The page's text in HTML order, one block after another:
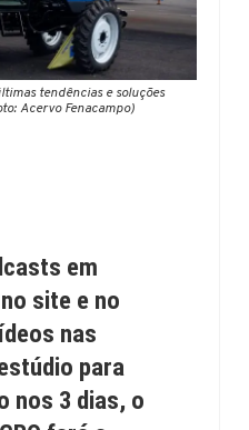
tendências e soluções
Acervo Fenacampo)
em
site e no
nas
para
nos 3 dias, o